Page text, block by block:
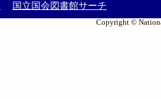
国立国会図書館サーチ
Copyright ©